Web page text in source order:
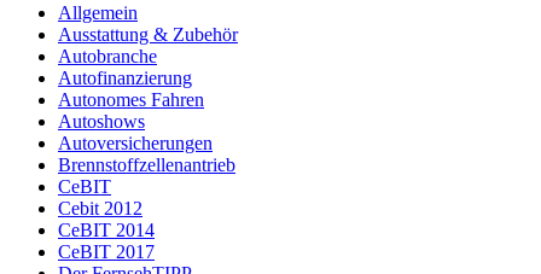
Allgemein
Ausstattung & Zubehör
Autobranche
Autofinanzierung
Autonomes Fahren
Autoshows
Autoversicherungen
Brennstoffzellenantrieb
CeBIT
Cebit 2012
CeBIT 2014
CeBIT 2017